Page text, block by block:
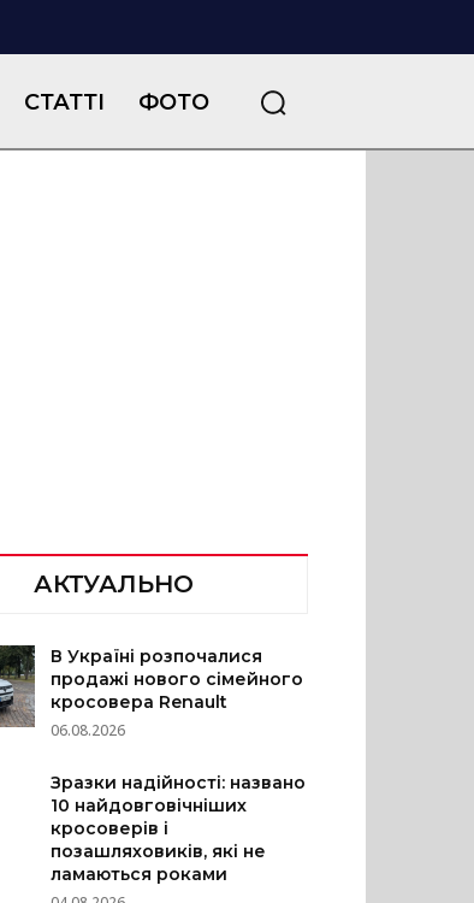
СТАТТІ ФОТО
АКТУАЛЬНО
В Україні розпочалися
продажі нового сімейного
кросовера Renault
06.08.2026
Зразки надійності: названо
10 найдовговічніших
кросоверів і
позашляховиків, які не
ламаються роками